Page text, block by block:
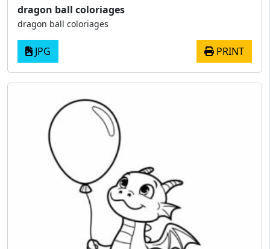
dragon ball coloriages
dragon ball coloriages
JPG PRINT